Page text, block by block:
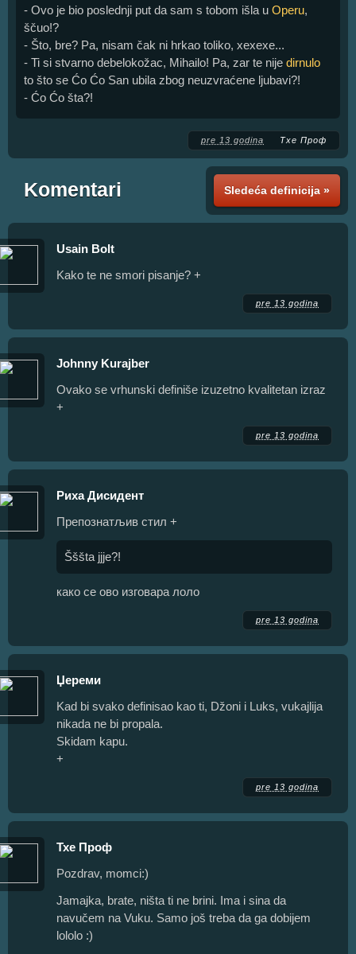
- Ovo je bio poslednji put da sam s tobom išla u Operu,
ščuo!?
- Što, bre? Pa, nisam čak ni hrkao toliko, xexexe...
- Ti si stvarno debelokožac, Mihailo! Pa, zar te nije dirnulo
to što se Ćo Ćo San ubila zbog neuzvraćene ljubavi?!
- Ćo Ćo šta?!
pre 13 godina Тхе Проф
Sledeća definicija »
Komentari
Usain Bolt
Kako te ne smori pisanje? +
pre 13 godina
Johnny Kurajber
Ovako se vrhunski definiše izuzetno kvalitetan izraz
+
pre 13 godina
Риха Дисидент
Препознатљив стил +
Šššta jjje?!
како се ово изговара лоло
pre 13 godina
Џереми
Kad bi svako definisao kao ti, Džoni i Luks, vukajlija
nikada ne bi propala.
Skidam kapu.
+
pre 13 godina
Тхе Проф
Pozdrav, momci:)
Jamajka, brate, ništa ti ne brini. Ima i sina da
navučem na Vuku. Samo još treba da ga dobijem
lololo :)